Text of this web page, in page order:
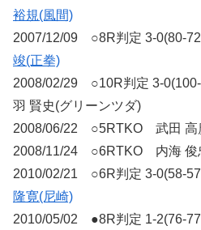
裕規(風間)
2007/12/09 ○8R判定 3-0(80-
竣(正拳)
2008/02/29 ○10R判定 3-
羽 賢史(グリーンツダ)
2008/06/22 ○5RTKO 武田 高
2008/11/24 ○6RTKO 内海 俊
2010/02/21 ○6R判定 3-0(58-
隆寛(尼崎)
2010/05/02 ●8R判定 1-2(76-